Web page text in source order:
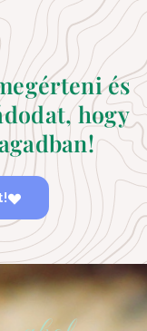
és
hogy